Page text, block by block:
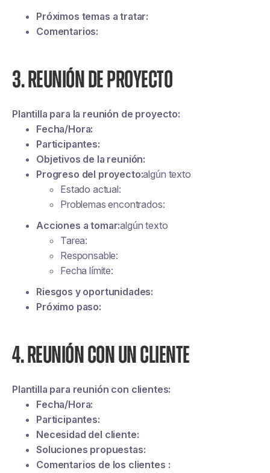
Próximos temas a tratar:
Comentarios:
3. REUNIÓN DE PROYECTO
Plantilla para la reunión de proyecto:
Fecha/Hora:
Participantes:
Objetivos de la reunión:
Progreso del proyecto:algún texto
Estado actual:
Problemas encontrados:
Acciones a tomar:algún texto
Tarea:
Responsable:
Fecha límite:
Riesgos y oportunidades:
Próximo paso:
4. REUNIÓN CON UN CLIENTE
Plantilla para reunión con clientes:
Fecha/Hora:
Participantes:
Necesidad del cliente:
Soluciones propuestas:
Comentarios de los clientes :